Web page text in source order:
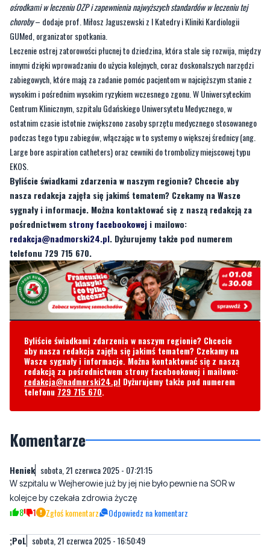
ośrodkami w leczeniu OZP i zapewnienia najwyższych standardów w leczeniu tej
choroby– dodaje prof. Miłosz Jaguszewski z I Katedry i Kliniki Kardiologii
GUMed, organizator spotkania.
Leczenie ostrej zatorowości płucnej to dziedzina, która stale się rozwija, między
innymi dzięki wprowadzaniu do użycia kolejnych, coraz doskonalszych narzędzi
zabiegowych, które mają za zadanie pomóc pacjentom w najcięższym stanie z
wysokim i pośrednim wysokim ryzykiem wczesnego zgonu. W Uniwersyteckim
Centrum Klinicznym, szpitalu Gdańskiego Uniwersytetu Medycznego, w
ostatnim czasie istotnie zwiększono zasoby sprzętu medycznego stosowanego
podczas tego typu zabiegów, włączając w to systemy o większej średnicy (ang.
Large bore aspiration catheters) oraz cewniki do trombolizy miejscowej typu
EKOS.
Byliście świadkami zdarzenia w naszym regionie? Chcecie aby
nasza redakcja zajęła się jakimś tematem? Czekamy na Wasze
sygnały i informacje. Można kontaktować się z naszą redakcją za
pośrednictwem strony facebookowej i mailowo:
redakcja@nadmorski24.pl. Dyżurujemy także pod numerem
telefonu 729 715 670.
Byliście świadkami zdarzenia w naszym regionie? Chcecie
aby nasza redakcja zajęła się jakimś tematem? Czekamy na
Wasze sygnały i informacje. Można kontaktować się z naszą
redakcją za pośrednictwem strony facebookowej i mailowo:
redakcja@nadmorski24.pl Dyżurujemy także pod numerem
telefonu 729 715 670.
Komentarze
Heniek sobota, 21 czerwca 2025 - 07:21:15
W szpitalu w Wejherowie już by jej nie było pewnie na SOR w
kolejce by czekała zdrowia życzę
8 1 Zgłoś komentarz Odpowiedz na komentarz
;PoL sobota, 21 czerwca 2025 - 16:50:49